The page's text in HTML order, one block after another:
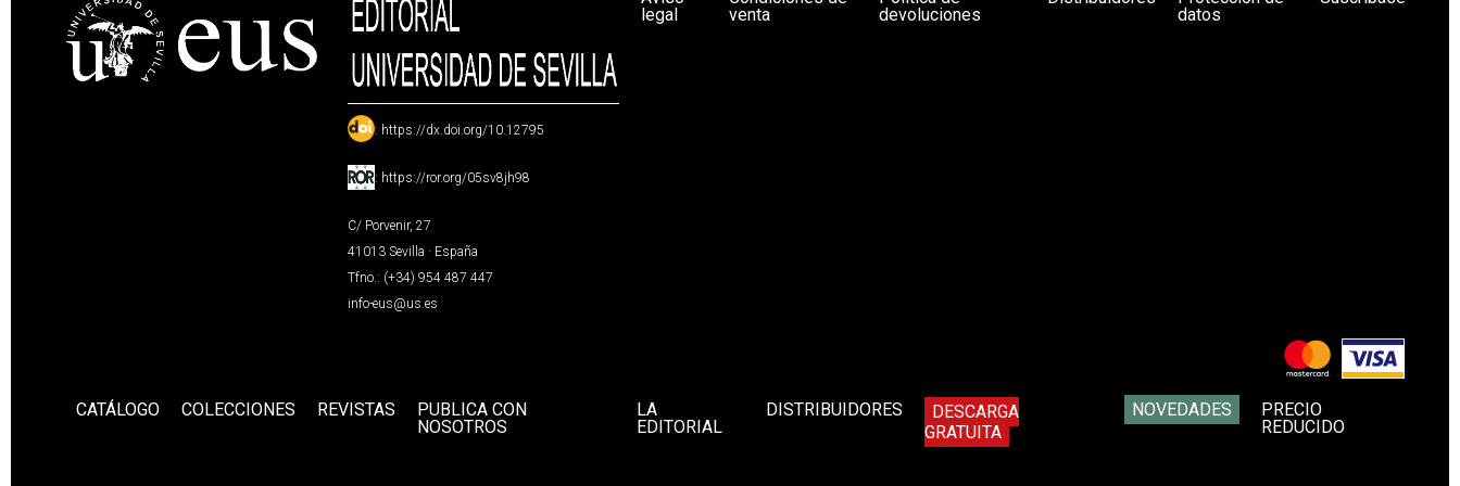
: https://dx.doi.org/10.12795
: https://ror.org/05sv8jh98
C/ Porvenir, 27
41013 Sevilla · España
Tfno.: (+34) 954 487 447
info-eus@us.es
legal
venta
devoluciones
datos
CATÁLOGO COLECCIONES REVISTAS
PUBLICA CON
NOSOTROS
LA
EDITORIAL
DISTRIBUIDORES
DESCARGA
GRATUITA
NOVEDADES
PRECIO
REDUCIDO